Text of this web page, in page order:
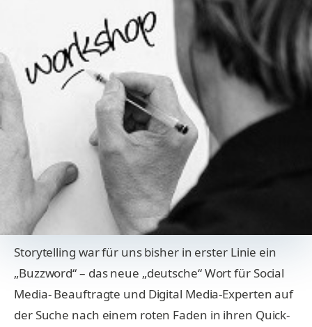
Storytelling war für uns bisher in erster Linie ein
„Buzzword“ – das neue „deutsche“ Wort für Social
Media- Beauftragte und Digital Media-Experten auf
der Suche nach einem roten Faden in ihren Quick-